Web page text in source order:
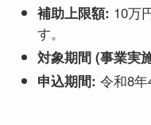
補助上限額: 10万
す。
対象期間 (事業実
申込期間: 令和8年